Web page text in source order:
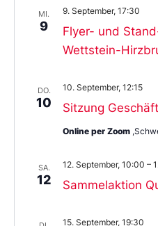
MI.
9
Flyer- und
Wettstein-
9. September, 17:30
DO.
10 Sitzung
10. September, 12:15
Online per Zoom
SA.
12 Sammelaktion
12. September, 10:00 –
15. September, 19:30